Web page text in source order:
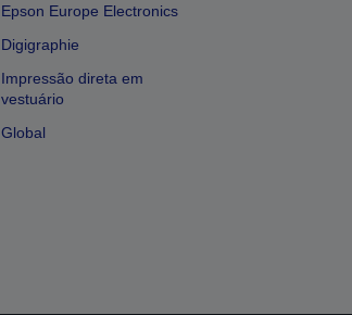
Epson Europe Electronics
Digigraphie
Impressão direta em
vestuário
Global